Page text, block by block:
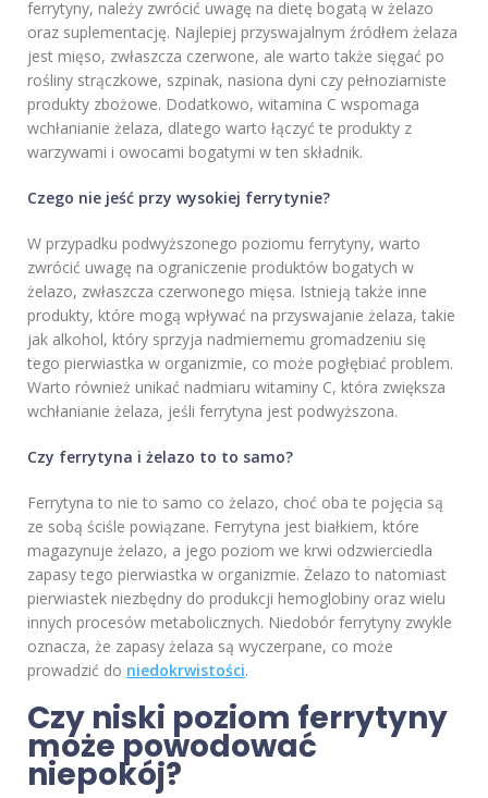
ferrytyny, należy zwrócić uwagę na dietę bogatą w żelazo
oraz suplementację. Najlepiej przyswajalnym źródłem żelaza
jest mięso, zwłaszcza czerwone, ale warto także sięgać po
rośliny strączkowe, szpinak, nasiona dyni czy pełnoziarniste
produkty zbożowe. Dodatkowo, witamina C wspomaga
wchłanianie żelaza, dlatego warto łączyć te produkty z
warzywami i owocami bogatymi w ten składnik.
Czego nie jeść przy wysokiej ferrytynie?
W przypadku podwyższonego poziomu ferrytyny, warto
zwrócić uwagę na ograniczenie produktów bogatych w
żelazo, zwłaszcza czerwonego mięsa. Istnieją także inne
produkty, które mogą wpływać na przyswajanie żelaza, takie
jak alkohol, który sprzyja nadmiernemu gromadzeniu się
tego pierwiastka w organizmie, co może pogłębiać problem.
Warto również unikać nadmiaru witaminy C, która zwiększa
wchłanianie żelaza, jeśli ferrytyna jest podwyższona.
Czy ferrytyna i żelazo to to samo?
Ferrytyna to nie to samo co żelazo, choć oba te pojęcia są
ze sobą ściśle powiązane. Ferrytyna jest białkiem, które
magazynuje żelazo, a jego poziom we krwi odzwierciedla
zapasy tego pierwiastka w organizmie. Żelazo to natomiast
pierwiastek niezbędny do produkcji hemoglobiny oraz wielu
innych procesów metabolicznych. Niedobór ferrytyny zwykle
oznacza, że zapasy żelaza są wyczerpane, co może
prowadzić do niedokrwistości.
Czy niski poziom ferrytyny
może powodować
niepokój?